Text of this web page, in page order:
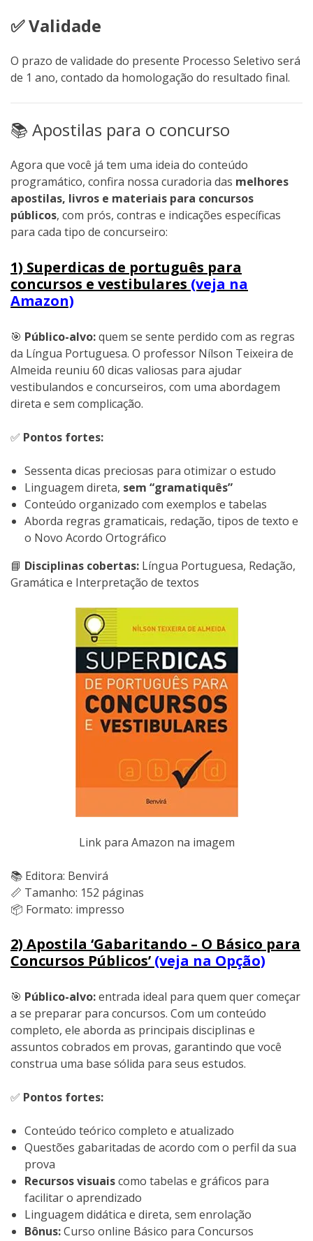
✅ Validade
O prazo de validade do presente Processo Seletivo será
de 1 ano, contado da homologação do resultado final.
📚 Apostilas para o concurso
Agora que você já tem uma ideia do conteúdo
programático, confira nossa curadoria das melhores
apostilas, livros e materiais para concursos
públicos, com prós, contras e indicações específicas
para cada tipo de concurseiro:
1) Superdicas de português para
concursos e vestibulares (veja na
Amazon)
🎯 Público-alvo:quem se sente perdido com as regras
da Língua Portuguesa. O professor Nílson Teixeira de
Almeida reuniu 60 dicas valiosas para ajudar
vestibulandos e concurseiros, com uma abordagem
direta e sem complicação.
✅ Pontos fortes:
Sessenta dicas preciosas para otimizar o estudo
Linguagem direta, sem “gramatiquês”
Conteúdo organizado com exemplos e tabelas
Aborda regras gramaticais, redação, tipos de texto e
o Novo Acordo Ortográfico
📘 Disciplinas cobertas: Língua Portuguesa, Redação,
Gramática e Interpretação de textos
Link para Amazon na imagem
📚 Editora: Benvirá
📏 Tamanho: 152 páginas
📦 Formato: impresso
2) Apostila ‘Gabaritando – O Básico para
Concursos Públicos’ (veja na Opção)
🎯 Público-alvo:entrada ideal para quem quer começar
a se preparar para concursos. Com um conteúdo
completo, ele aborda as principais disciplinas e
assuntos cobrados em provas, garantindo que você
construa uma base sólida para seus estudos.
✅ Pontos fortes:
Conteúdo teórico completo e atualizado
Questões gabaritadas de acordo com o perfil da sua
prova
Recursos visuaiscomo tabelas e gráficos para
facilitar o aprendizado
Linguagem didática e direta, sem enrolação
Bônus:Curso online Básico para Concursos